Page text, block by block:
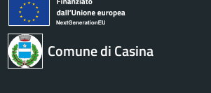
Comune di Casina